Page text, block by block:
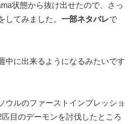
状態から抜け出せたので、さっ
してみました。 一部ネタバレで
中に出来るようになるみたいです
ウルのファーストインプレッショ
目のデーモンを討伐したところ